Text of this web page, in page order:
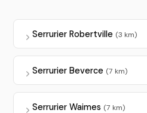
Serrurier Robertville (3 km)
Serrurier Beverce (7 km)
Serrurier Waimes (7 km)